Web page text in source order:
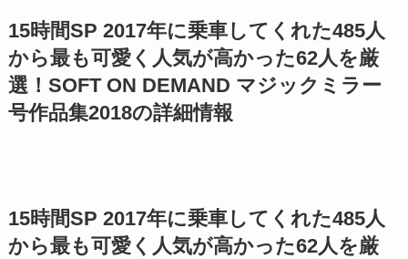
15時間SP 2017年に乗車してくれた485人
から最も可愛く人気が高かった62人を厳
選！SOFT ON DEMAND マジックミラー
号作品集2018の詳細情報
15時間SP 2017年に乗車してくれた485人
から最も可愛く人気が高かった62人を厳